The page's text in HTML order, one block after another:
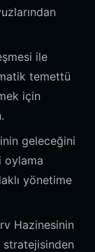
ile
temettü
için
geleceğini
oylama
yönetime
Hazinesinin
stratejisinden